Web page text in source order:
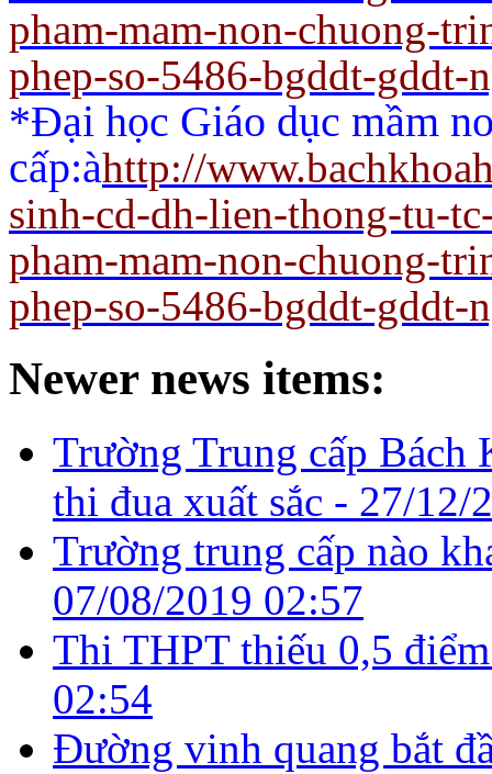
pham-mam-non-chuong-
phep-so-5486-bgddt-gddt-
*Đại học Giáo dục mầm
cấp:àhttp://
sinh-cd-dh-lien-thong-tu-
pham-mam-non-chuong-
phep-so-5486-bgddt-gddt-
Newer news items:
Trường Trung cấp Bách
thi đua xuất sắc - 27/12/
Trường trung cấp nào
07/08/2019 02:57
Thi THPT thiếu 0,5
02:54
Đường vinh quang bắt